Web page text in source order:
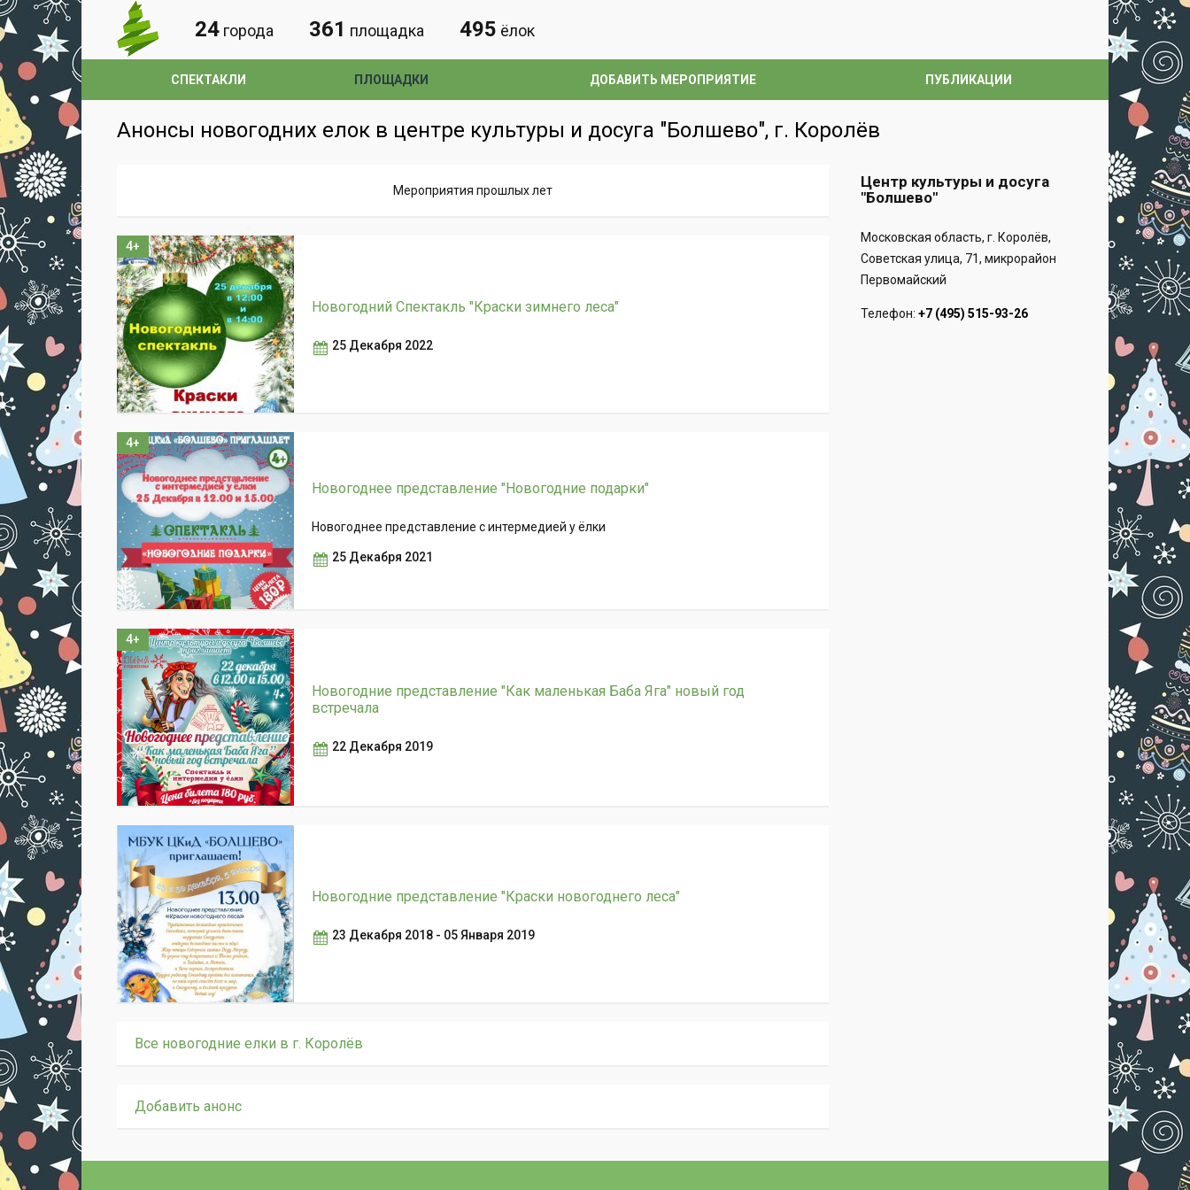
24 города 361 площадка 495 ёлок
СПЕКТАКЛИ ПЛОЩАДКИ ДОБАВИТЬ МЕРОПРИЯТИЕ ПУБЛИКАЦИИ
Анонсы новогодних елок в центре культуры и досуга "Болшево", г. Королёв
Мероприятия прошлых лет
4+
Новогодний Спектакль "Краски зимнего леса"
25 Декабря 2022
4+
Новогоднее представление "Новогодние подарки"
Новогоднее представление с интермедией у ёлки
25 Декабря 2021
4+
Новогодние представление "Как маленькая Баба Яга" новый год
встречала
22 Декабря 2019
Новогодние представление "Краски новогоднего леса"
23 Декабря 2018 - 05 Января 2019
Все новогодние елки в г. Королёв
Добавить анонс
Центр культуры и досуга
"Болшево"
Московская область, г. Королёв,
Советская улица, 71, микрорайон
Первомайский
Телефон: +7 (495) 515-93-26